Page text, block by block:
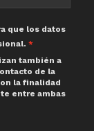
que los datos
también a
de la
la finalidad
entre ambas